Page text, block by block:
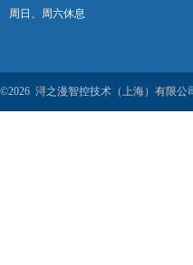
周日、周六休息
©2026 浔之漫智控技术（上海）有限公